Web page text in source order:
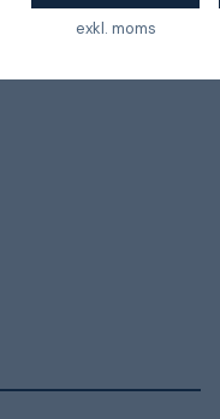
exkl. moms